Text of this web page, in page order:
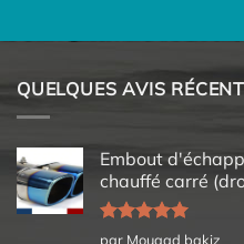
QUELQUES AVIS
Embout
chauffé carré
Note5sur
par Mouaad bakiz